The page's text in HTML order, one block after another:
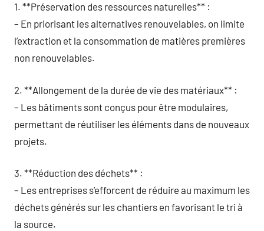
1. **Préservation des ressources naturelles** :
– En priorisant les alternatives renouvelables, on limite
l’extraction et la consommation de matières premières
non renouvelables.
2. **Allongement de la durée de vie des matériaux** :
– Les bâtiments sont conçus pour être modulaires,
permettant de réutiliser les éléments dans de nouveaux
projets.
3. **Réduction des déchets** :
– Les entreprises s’efforcent de réduire au maximum les
déchets générés sur les chantiers en favorisant le tri à
la source.